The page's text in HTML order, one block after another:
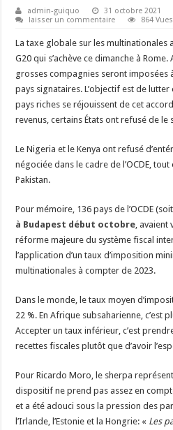
admin-guiquo 31 octobre 2021
laisser un commentaire
864 Vues
La taxe globale sur les multinationales
G20 qui s’achève ce dimanche à
grosses compagnies seront imposées
pays signataires. L’objectif est de
pays riches se réjouissent de cet
revenus, certains États ont refusé de le
Le Nigeria et le Kenya ont refusé
négociée dans le cadre de l’OCDE,
Pakistan.
Pour mémoire, 136 pays de l’OCDE
à Budapest début octobre ,
réforme majeure du système fiscal
l’application d’un taux d’imposition
multinationales à compter de 2023.
Dans le monde, le taux moyen
22 %. En Afrique subsaharienne, c’est
Accepter un taux inférieur, c’est
recettes fiscales plutôt que d’avoir
Pour Ricardo Moro, le sherpa
dispositif ne prend pas assez en
et a été adouci sous la pression des
l’Irlande, l’Estonie et la Hongrie: « Les